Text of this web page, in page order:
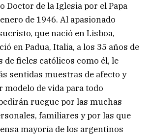
Doctor de la Iglesia por el Papa
de 1946. Al apasionado
que nació en Lisboa,
en Padua, Italia, a los 35 años de
de fieles católicos como él, le
sentidas muestras de afecto y
de vida para todo
ruegue por las muchas
familiares y por las que
mayoría de los argentinos